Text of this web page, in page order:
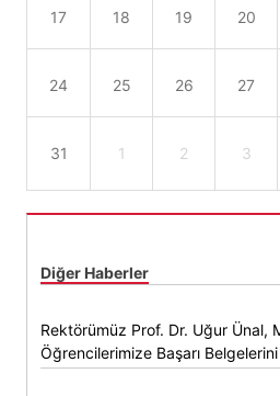
17 18 19 20
24 25 26 27
31 1 2 3
Diğer Haberler
Rektörümüz Prof. Dr. Uğur Ünal,
Öğrencilerimize Başarı